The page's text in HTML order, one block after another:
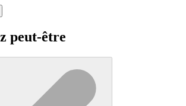
peut-être